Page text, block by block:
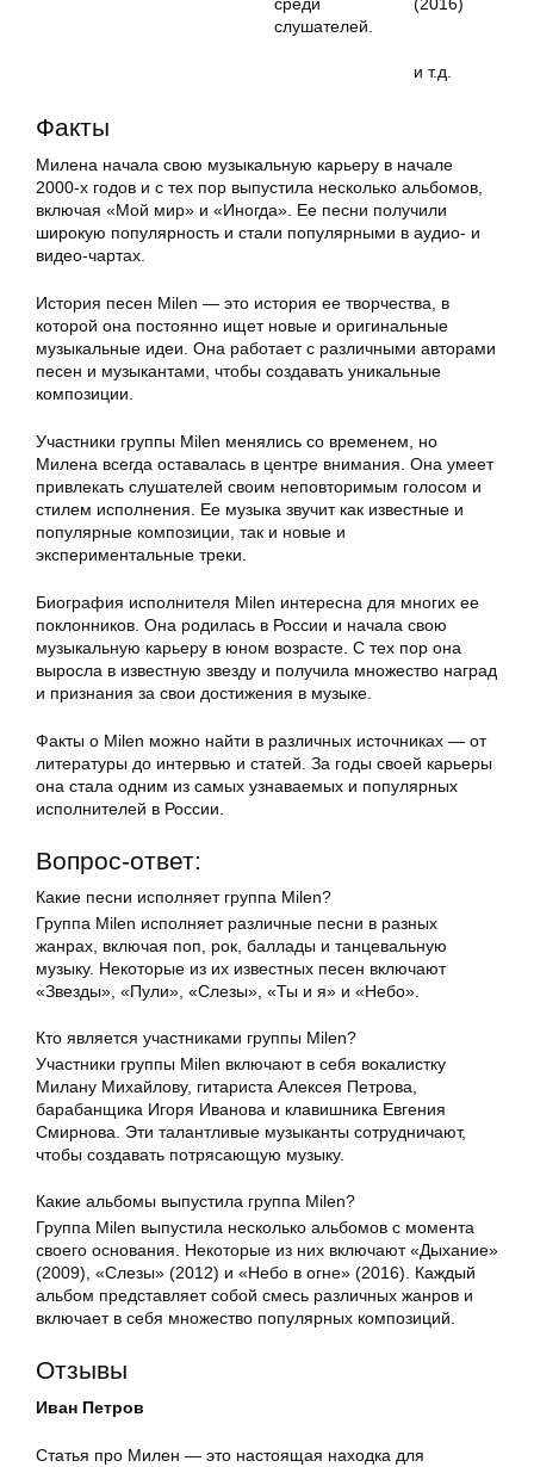
среди
слушателей.
(2016)
и т.д.
Факты
Милена начала свою музыкальную карьеру в начале
2000-х годов и с тех пор выпустила несколько альбомов,
включая «Мой мир» и «Иногда». Ее песни получили
широкую популярность и стали популярными в аудио- и
видео-чартах.
История песен Milen — это история ее творчества, в
которой она постоянно ищет новые и оригинальные
музыкальные идеи. Она работает с различными авторами
песен и музыкантами, чтобы создавать уникальные
композиции.
Участники группы Milen менялись со временем, но
Милена всегда оставалась в центре внимания. Она умеет
привлекать слушателей своим неповторимым голосом и
стилем исполнения. Ее музыка звучит как известные и
популярные композиции, так и новые и
экспериментальные треки.
Биография исполнителя Milen интересна для многих ее
поклонников. Она родилась в России и начала свою
музыкальную карьеру в юном возрасте. С тех пор она
выросла в известную звезду и получила множество наград
и признания за свои достижения в музыке.
Факты о Milen можно найти в различных источниках — от
литературы до интервью и статей. За годы своей карьеры
она стала одним из самых узнаваемых и популярных
исполнителей в России.
Вопрос-ответ:
Какие песни исполняет группа Milen?
Группа Milen исполняет различные песни в разных
жанрах, включая поп, рок, баллады и танцевальную
музыку. Некоторые из их известных песен включают
«Звезды», «Пули», «Слезы», «Ты и я» и «Небо».
Кто является участниками группы Milen?
Участники группы Milen включают в себя вокалистку
Милану Михайлову, гитариста Алексея Петрова,
барабанщика Игоря Иванова и клавишника Евгения
Смирнова. Эти талантливые музыканты сотрудничают,
чтобы создавать потрясающую музыку.
Какие альбомы выпустила группа Milen?
Группа Milen выпустила несколько альбомов с момента
своего основания. Некоторые из них включают «Дыхание»
(2009), «Слезы» (2012) и «Небо в огне» (2016). Каждый
альбом представляет собой смесь различных жанров и
включает в себя множество популярных композиций.
Отзывы
Иван Петров
Статья про Милен — это настоящая находка для